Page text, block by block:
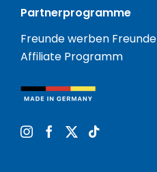
Partnerprogramme
Freunde werben Freunde
Affiliate Programm